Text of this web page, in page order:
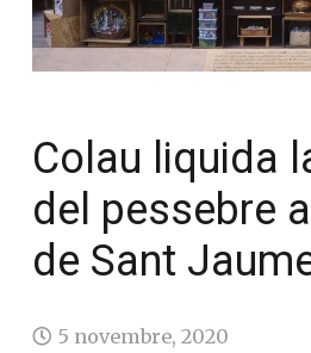
Colau liquida
del pessebre
de Sant
5 novembre, 2020